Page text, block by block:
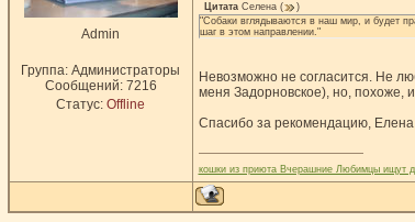
Admin
Группа: Администраторы
Сообщений: 7216
Статус: Offline
Цитата Селена(
)
"Собаки вглядываются в наш мир, и будет
шаг в этом направлении."
Невозможно не согласится. Не
меня Задорновское), но, похоже,
Спасибо за рекомендацию,
кошки из приюта Вчерашние Любимцы ищут